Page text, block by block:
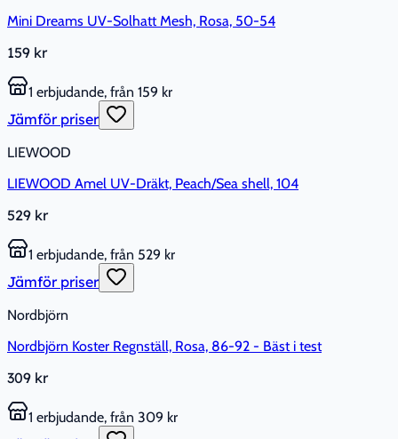
Mini Dreams UV-Solhatt Mesh, Rosa, 50-54
159 kr
1 erbjudande, från 159 kr
Jämför priser
LIEWOOD
LIEWOOD Amel UV-Dräkt, Peach/Sea shell, 104
529 kr
1 erbjudande, från 529 kr
Jämför priser
Nordbjörn
Nordbjörn Koster Regnställ, Rosa, 86-92 - Bäst i test
309 kr
1 erbjudande, från 309 kr